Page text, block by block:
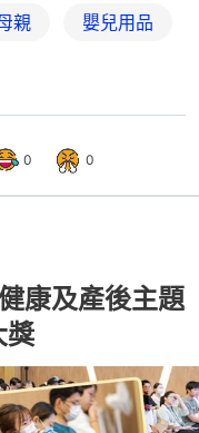
親 嬰兒用品
0 0
康及產後主題
獎